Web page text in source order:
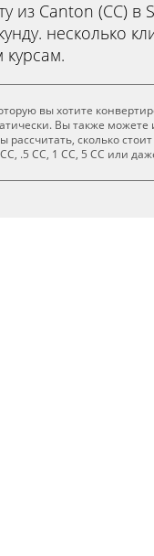
из Canton (CC) в
несколько
вы хотите
Вы также можете
рассчитать, сколько
.5 CC, 1 CC, 5 CC или